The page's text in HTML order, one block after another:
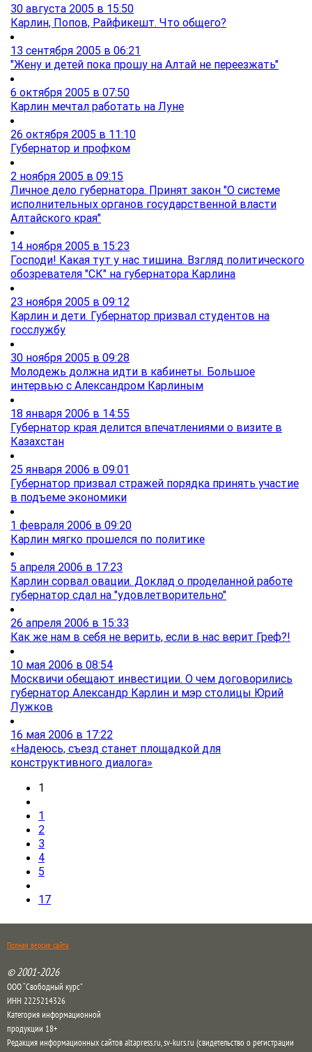
30 августа 2005 в 15:50
Карлин, Попов, Райфикешт. Что общего?
13 сентября 2005 в 06:21
"Жену и детей пока прошу на Алтай не переезжать"
6 октября 2005 в 07:50
Карлин мечтал работать на Луне
26 октября 2005 в 11:10
Губернатор и профком
2 ноября 2005 в 09:15
Личное дело губернатора. Принят закон "О системе
исполнительных органов государственной власти
Алтайского края"
14 ноября 2005 в 15:23
Господи! Какая тут у нас тишина. Взгляд политического
обозревателя "СК" на губернатора Карлина
23 ноября 2005 в 09:12
Карлин и дети. Губернатор призвал студентов на
госслужбу
30 ноября 2005 в 09:28
Молодежь должна идти в кабинеты. Большое
интервью с Александром Карлиным
18 января 2006 в 14:55
Губернатор края делится впечатлениями о визите в
Казахстан
25 января 2006 в 09:01
Губернатор призвал стражей порядка принять участие
в подъеме экономики
1 февраля 2006 в 09:20
Карлин мягко прошелся по политике
5 апреля 2006 в 17:23
Карлин сорвал овации. Доклад о проделанной работе
губернатор сдал на "удовлетворительно"
26 апреля 2006 в 15:33
Как же нам в себя не верить, если в нас верит Греф?!
10 мая 2006 в 08:54
Москвичи обещают инвестиции. О чем договорились
губернатор Александр Карлин и мэр столицы Юрий
Лужков
16 мая 2006 в 17:22
«Надеюсь, съезд станет площадкой для
конструктивного диалога»
1
1
2
3
4
5
17
Полная версия сайта
© 2001-2026
ООО “Свободный курс”
ИНН 2225214326
Категория информационной
продукции 18+
Редакция информационных сайтов altapress.ru, sv-kurs.ru (свидетельство о регистрации